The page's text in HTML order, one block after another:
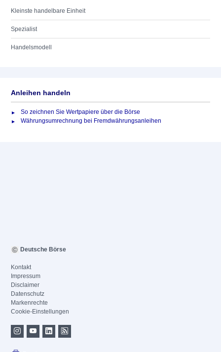
Kleinste handelbare Einheit
Spezialist
Handelsmodell
Anleihen handeln
So zeichnen Sie Wertpapiere über die Börse
Währungsumrechnung bei Fremdwährungsanleihen
Deutsche Börse
Kontakt
Impressum
Disclaimer
Datenschutz
Markenrechte
Cookie-Einstellungen